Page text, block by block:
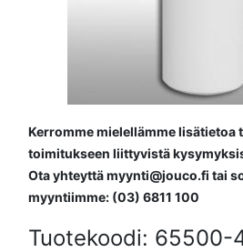
Kerromme mielellämme lisätietoa
toimitukseen liittyvistä
Ota yhteyttä myynti@jouco.fi tai
myyntiimme: (03) 6811 100
Tuotekoodi: 65500-